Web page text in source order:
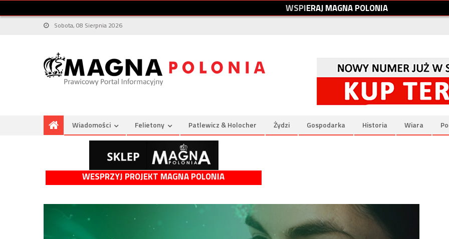
WSPIERAJMAGNAPOLONIA
Sobota, 08 Sierpnia 2026
Wiadomości Felietony Patlewicz & Holocher Żydzi Gospodarka Historia Wiara
WESPRZYJ PROJEKT MAGNA POLONIA